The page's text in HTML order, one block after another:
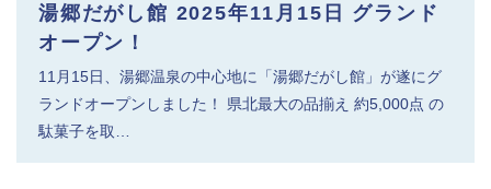
湯郷だがし館 2025年11月15日 グランド
オープン！
11月15日、湯郷温泉の中心地に「湯郷だがし館」が遂にグ
ランドオープンしました！ 県北最大の品揃え 約5,000点 の
駄菓子を取…